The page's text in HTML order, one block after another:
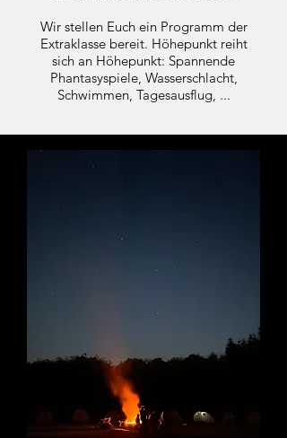
Wir stellen Euch ein Programm der
Extraklasse bereit. Höhepunkt reiht
sich an Höhepunkt: Spannende
Phantasyspiele, Wasserschlacht,
Schwimmen, Tagesausflug, ...